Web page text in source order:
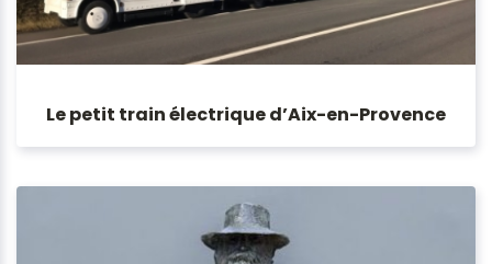
Le petit train électrique d’Aix-en-Provence